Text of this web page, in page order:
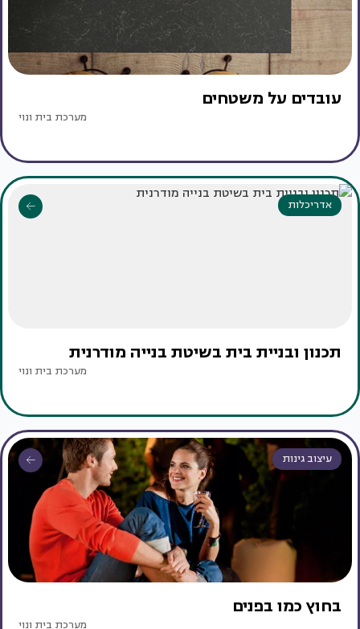
עובדים על משטחים
מערכת בית ונוי
אדריכלות
תכנון ובניית בית בשיטת בנייה מודרנית
מערכת בית ונוי
עיצוב גינות
בחוץ כמו בפנים
מערכת בית ונוי